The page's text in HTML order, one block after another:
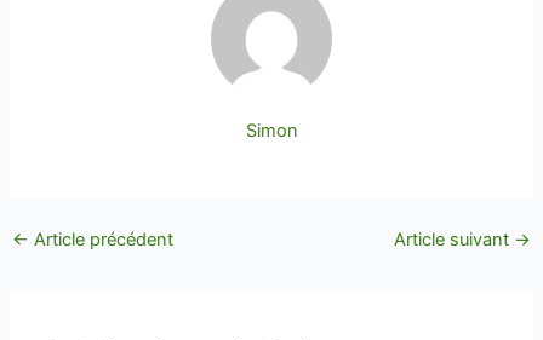
Simon
← Article précédent Article suivant →